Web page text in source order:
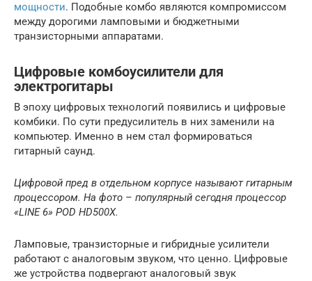
мощности. Подобные комбо являются компромиссом
между дорогими ламповыми и бюджетными
транзисторными аппаратами.
Цифровые комбоусилители для
электрогитары
В эпоху цифровых технологий появились и цифровые
комбики. По сути предусилитель в них заменили на
компьютер. Именно в нем стал формироваться
гитарный саунд.
Цифровой пред в отдельном корпусе называют гитарным
процессором. На фото – популярный сегодня процессор
«LINE 6» POD HD500X.
Ламповые, транзисторные и гибридные усилители
работают с аналоговым звуком, что ценно. Цифровые
же устройства подвергают аналоговый звук